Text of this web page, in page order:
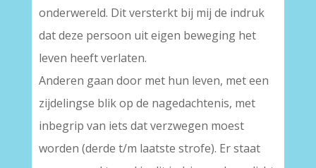
onderwereld. Dit versterkt bij mij de indruk
dat deze persoon uit eigen beweging het
leven heeft verlaten.
Anderen gaan door met hun leven, met een
zijdelingse blik op de nagedachtenis, met
inbegrip van iets dat verzwegen moest
worden (derde t/m laatste strofe). Er staat